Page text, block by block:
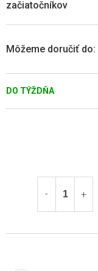
DO TÝŽDŇA
Môžeme doručiť do:
začiatočníkov